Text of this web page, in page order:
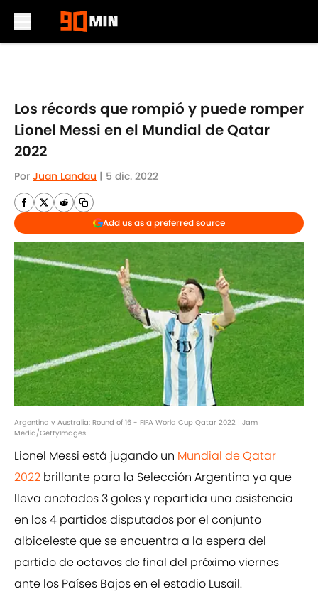
Los récords que rompió y puede romper
Lionel Messi en el Mundial de Qatar
2022
Por Juan Landau | 5 dic. 2022
Add us as a preferred source
Argentina v Australia: Round of 16 - FIFA World Cup Qatar 2022 | Jam
Media/GettyImages
Lionel Messi está jugando un Mundial de Qatar
2022 brillante para la Selección Argentina ya que
lleva anotados 3 goles y repartida una asistencia
en los 4 partidos disputados por el conjunto
albiceleste que se encuentra a la espera del
partido de octavos de final del próximo viernes
ante los Países Bajos en el estadio Lusail.